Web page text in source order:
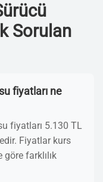
Sorulan
fiyatları ne
fiyatları 5.130 TL
Fiyatlar kurs
farklılık